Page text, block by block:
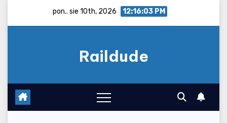
pon.. sie 10th, 2026 12:16:04 PM
Raildude